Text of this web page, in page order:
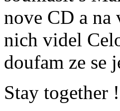
nove CD a na
nich videl
doufam ze se
Stay together !